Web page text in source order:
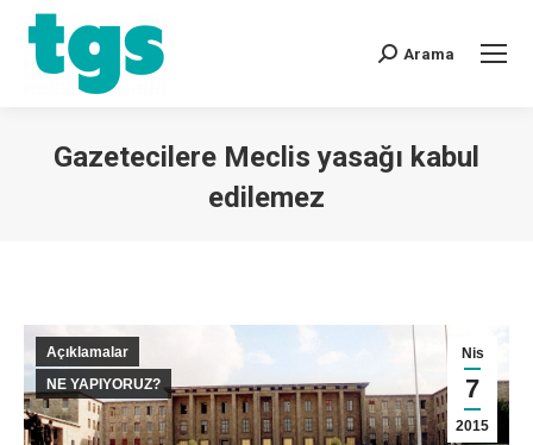
Arama
Gazetecilere Meclis yasağı kabul
edilemez
Nis
7
2015
Açıklamalar
NE YAPIYORUZ?